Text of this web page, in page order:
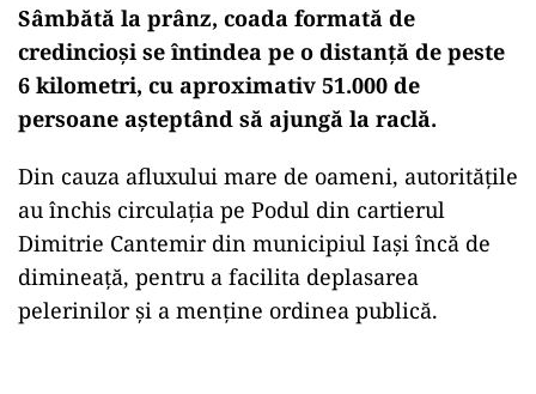
Sâmbătă la prânz, coada formată de
credincioși se întindea pe o distanță de peste
6 kilometri, cu aproximativ 51.000 de
persoane așteptând să ajungă la raclă.
Din cauza afluxului mare de oameni, autoritățile
au închis circulația pe Podul din cartierul
Dimitrie Cantemir din municipiul Iași încă de
dimineață, pentru a facilita deplasarea
pelerinilor și a menține ordinea publică.